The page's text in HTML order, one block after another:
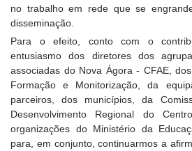
no trabalho em rede que se
disseminação.
Para o efeito, conto com o
entusiasmo dos diretores dos
associadas do Nova Ágora - CFAE,
Formação e Monitorização, da
parceiros, dos municípios, da
Desenvolvimento Regional do
organizações do Ministério da
para, em conjunto, continuarmos a